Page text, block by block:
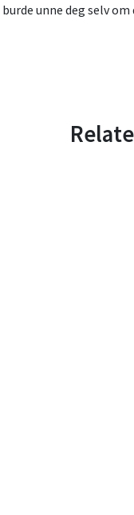
unne deg selv